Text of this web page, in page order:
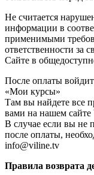
Не считается
информации в
применимыми
ответственности за
Сайте в
После оплаты
«Мои курсы»
Там вы найдете все
вами на нашем
В случае если вы не
после оплаты,
info@viline.tv
Правила возврата